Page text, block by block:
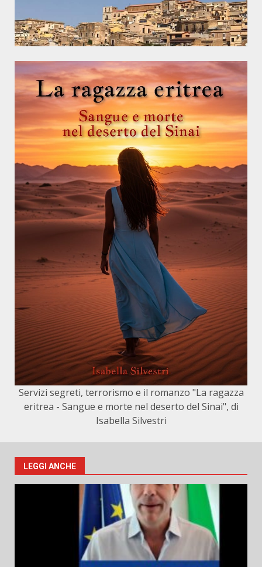
Servizi segreti, terrorismo e il romanzo "La ragazza
eritrea - Sangue e morte nel deserto del Sinai", di
Isabella Silvestri
LEGGI ANCHE